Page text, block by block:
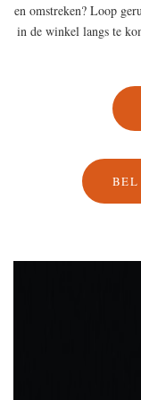
en omstreken? Loop
in de winkel langs te
BEL